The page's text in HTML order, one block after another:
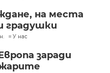
на места
градушки
У нас
заради